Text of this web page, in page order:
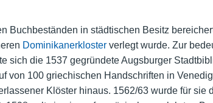
Buchbeständen in städtischen Besitz
Dominikanerklosterverlegt wurde. Zur
sich die 1537 gegründete Augsburger
von 100 griechischen Handschriften in
Klöster hinaus. 1562/63 wurde für